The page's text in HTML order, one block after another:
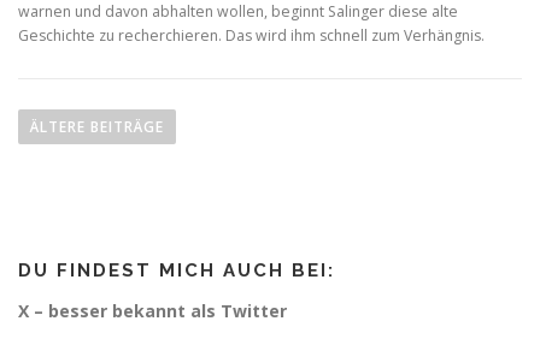
warnen und davon abhalten wollen, beginnt Salinger diese alte
Geschichte zu recherchieren. Das wird ihm schnell zum Verhängnis.
e
g
s
ÄLTERE BEITRÄGE
DU FINDEST MICH AUCH BEI:
X – besser bekannt als Twitter